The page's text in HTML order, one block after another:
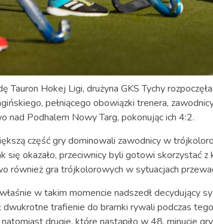
Tauron Hokej Ligi, drużyna GKS Tychy
pełniącego obowiązki trenera,
nad Podhalem Nowy Targ, pokonując ich 4:2.
część gry dominowali zawodnicy w
się okazało, przeciwnicy byli gotowi skorzystać
również gra trójkolorowych w sytuacjach
w takim momencie nadszedł decydujący
dwukrotne trafienie do bramki rywali podczas